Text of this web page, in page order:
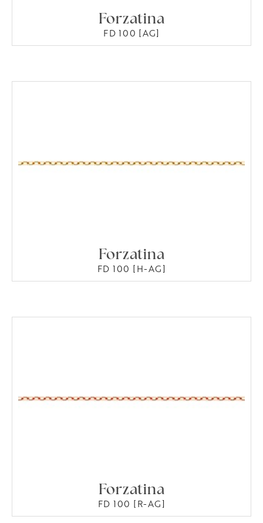
Forzatina
FD 100 [AG]
Forzatina
FD 100 [H-AG]
Forzatina
FD 100 [R-AG]